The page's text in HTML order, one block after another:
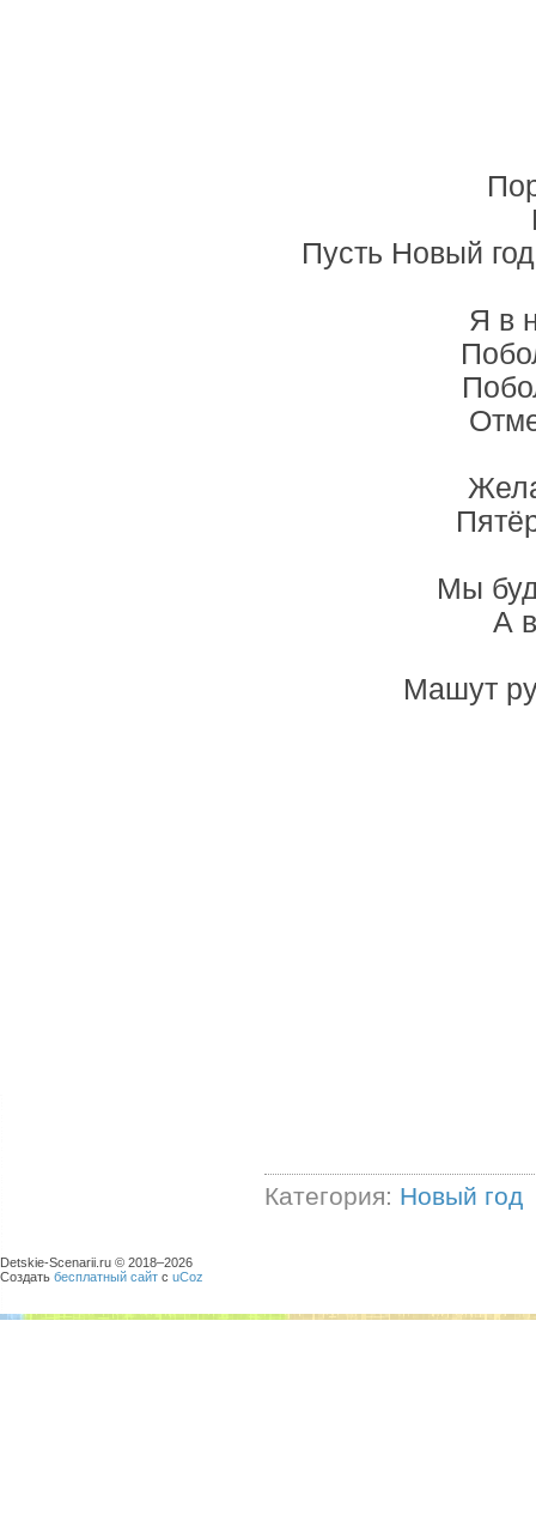
Пусть Новый
Я в
Мы
А
Машут
Категория: Новый год
Detskie-Scenarii.ru © 2018–2026
Создать бесплатный сайт с uCoz